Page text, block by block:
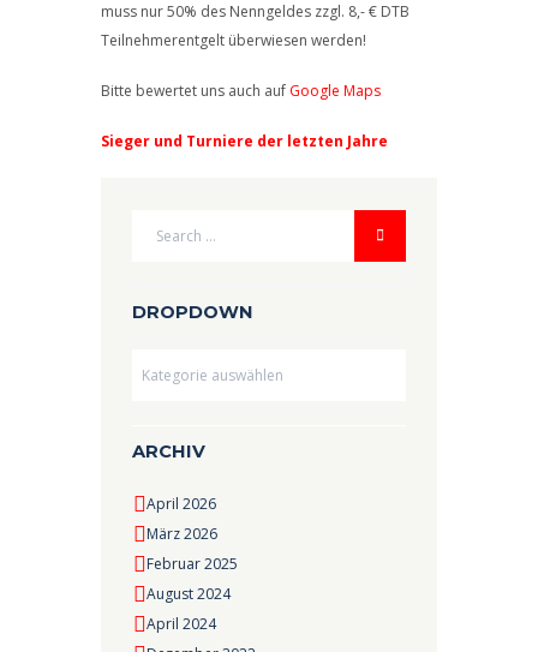
muss nur 50% des Nenngeldes zzgl. 8,- € DTB
Teilnehmerentgelt überwiesen werden!
Bitte bewertet uns auch auf Google Maps
Sieger und Turniere der letzten Jahre
DROPDOWN
ARCHIV
April 2026
März 2026
Februar 2025
August 2024
April 2024